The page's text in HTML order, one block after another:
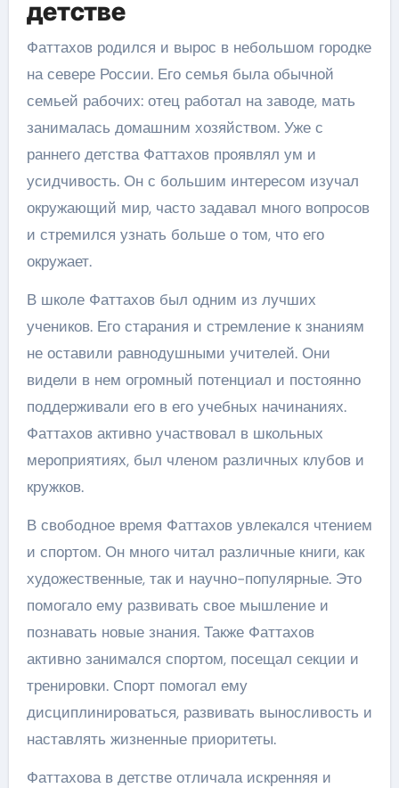
детстве
Фаттахов родился и вырос в небольшом городке
на севере России. Его семья была обычной
семьей рабочих: отец работал на заводе, мать
занималась домашним хозяйством. Уже с
раннего детства Фаттахов проявлял ум и
усидчивость. Он с большим интересом изучал
окружающий мир, часто задавал много вопросов
и стремился узнать больше о том, что его
окружает.
В школе Фаттахов был одним из лучших
учеников. Его старания и стремление к знаниям
не оставили равнодушными учителей. Они
видели в нем огромный потенциал и постоянно
поддерживали его в его учебных начинаниях.
Фаттахов активно участвовал в школьных
мероприятиях, был членом различных клубов и
кружков.
В свободное время Фаттахов увлекался чтением
и спортом. Он много читал различные книги, как
художественные, так и научно-популярные. Это
помогало ему развивать свое мышление и
познавать новые знания. Также Фаттахов
активно занимался спортом, посещал секции и
тренировки. Спорт помогал ему
дисциплинироваться, развивать выносливость и
наставлять жизненные приоритеты.
Фаттахова в детстве отличала искренняя и